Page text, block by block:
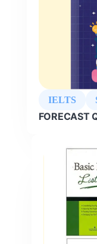
IELTS
FORECAST